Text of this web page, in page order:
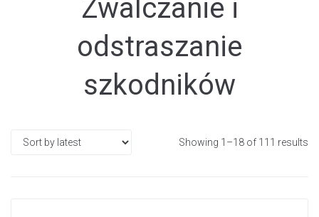
Zwalczanie i
odstraszanie
szkodników
Showing 1–18 of 111 results